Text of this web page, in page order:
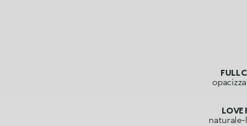
FULL
LOVE
naturale-